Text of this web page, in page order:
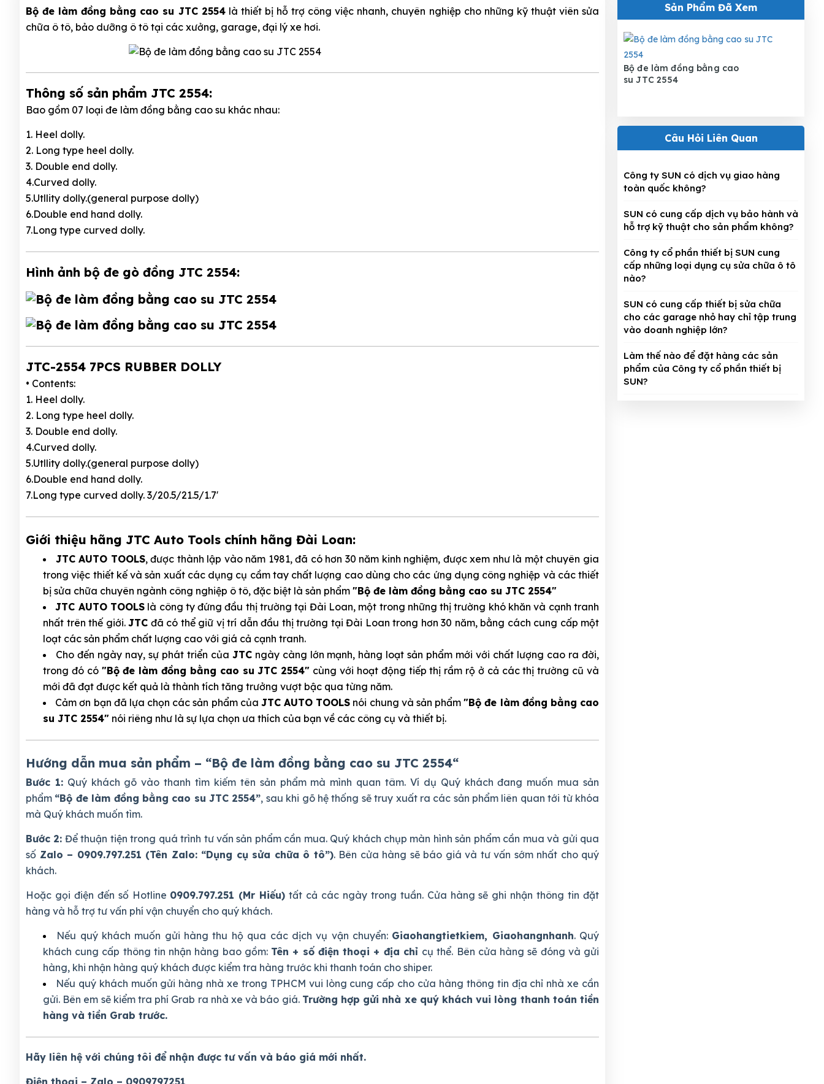
Bộ đe làm đồng bằng cao su JTC 2554là thiết bị hỗ trợ công việc nhanh, chuyên nghiệp cho những kỹ thuật viên sửa
chữa ô tô, bảo dưỡng ô tô tại các xưởng, garage, đại lý xe hơi.
Thông số sản phẩm JTC 2554:
Bao gồm 07 loại đe làm đồng bằng cao su khác nhau:
1. Heel dolly.
2. Long type heel dolly.
3. Double end dolly.
4.Curved dolly.
5.Utllity dolly.(general purpose dolly)
6.Double end hand dolly.
7.Long type curved dolly.
Hình ảnh bộ đe gò đồng JTC 2554:
JTC-2554 7PCS RUBBER DOLLY
• Contents:
1. Heel dolly.
2. Long type heel dolly.
3. Double end dolly.
4.Curved dolly.
5.Utllity dolly.(general purpose dolly)
6.Double end hand dolly.
7.Long type curved dolly. 3/20.5/21.5/1.7'
Giới thiệu hãng JTC Auto Tools chính hãng Đài Loan:
JTC AUTO TOOLS, được thành lập vào năm 1981, đã có hơn 30 năm kinh nghiệm, được xem như là một chuyên gia
trong việc thiết kế và sản xuất các dụng cụ cầm tay chất lượng cao dùng cho các ứng dụng công nghiệp và các thiết
bị sửa chữa chuyên ngành công nghiệp ô tô, đặc biệt là sản phẩm "Bộ đe làm đồng bằng cao su JTC 2554"
JTC AUTO TOOLSlà công ty đứng đầu thị trường tại Đài Loan, một trong những thị trường khó khăn và cạnh tranh
nhất trên thế giới. JTC đã có thể giữ vị trí dẫn đầu thị trường tại Đài Loan trong hơn 30 năm, bằng cách cung cấp một
loạt các sản phẩm chất lượng cao với giá cả cạnh tranh.
Cho đến ngày nay, sự phát triển của JTCngày càng lớn mạnh, hàng loạt sản phẩm mới với chất lượng cao ra đời,
trong đó có "Bộ đe làm đồng bằng cao su JTC 2554" cùng với hoạt động tiếp thị rầm rộ ở cả các thị trường cũ và
mới đã đạt được kết quả là thành tích tăng trưởng vượt bậc qua từng năm.
Cảm ơn bạn đã lựa chọn các sản phẩm của JTC AUTO TOOLS nói chung và sản phẩm"Bộ đe làm đồng bằng cao
su JTC 2554" nói riêng như là sự lựa chọn ưa thích của bạn về các công cụ và thiết bị.
Hướng dẫn mua sản phẩm – “Bộ đe làm đồng bằng cao su JTC 2554“
Bước 1:Quý khách gõ vào thanh tìm kiếm tên sản phẩm mà mình quan tâm. Ví dụ Quý khách đang muốn mua sản
phẩm “Bộ đe làm đồng bằng cao su JTC 2554”, sau khi gõ hệ thống sẽ truy xuất ra các sản phẩm liên quan tới từ khóa
mà Quý khách muốn tìm.
Bước 2: Để thuận tiện trong quá trình tư vấn sản phẩm cần mua. Quý khách chụp màn hình sản phẩm cần mua và gửi qua
số Zalo – 0909.797.251 (Tên Zalo: “Dụng cụ sửa chữa ô tô”). Bên cửa hàng sẽ báo giá và tư vấn sớm nhất cho quý
khách.
Hoặc gọi điện đến số Hotline 0909.797.251 (Mr Hiếu) tất cả các ngày trong tuần. Cửa hàng sẽ ghi nhận thông tin đặt
hàng và hỗ trợ tư vấn phí vận chuyển cho quý khách.
Nếu quý khách muốn gửi hàng thu hộ qua các dịch vụ vận chuyển: Giaohangtietkiem, Giaohangnhanh. Quý
khách cung cấp thông tin nhận hàng bao gồm: Tên + số điện thoại + địa chỉ cụ thể. Bên cửa hàng sẽ đóng và gửi
hàng, khi nhận hàng quý khách được kiểm tra hàng trước khi thanh toán cho shiper.
Nếu quý khách muốn gửi hàng nhà xe trong TPHCM vui lòng cung cấp cho cửa hàng thông tin địa chỉ nhà xe cần
gửi. Bên em sẽ kiểm tra phí Grab ra nhà xe và báo giá. Trường hợp gửi nhà xe quý khách vui lòng thanh toán tiền
hàng và tiền Grab trước.
Hãy liên hệ với chúng tôi để nhận được tư vấn và báo giá mới nhất.
Điện thoại – Zalo – 0909797251
Sản Phẩm Đã Xem
Bộ đe làm đồng bằng cao
su JTC 2554
Câu Hỏi Liên Quan
Công ty SUN có dịch vụ giao hàng
toàn quốc không?
SUN có cung cấp dịch vụ bảo hành và
hỗ trợ kỹ thuật cho sản phẩm không?
Công ty cổ phần thiết bị SUN cung
cấp những loại dụng cụ sửa chữa ô tô
nào?
SUN có cung cấp thiết bị sửa chữa
cho các garage nhỏ hay chỉ tập trung
vào doanh nghiệp lớn?
Làm thế nào để đặt hàng các sản
phẩm của Công ty cổ phần thiết bị
SUN?